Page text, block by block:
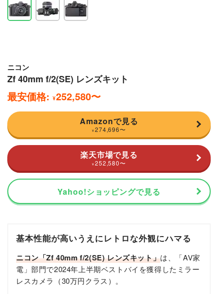
ニコン
Zf 40mm f/2(SE) レンズキット
最安価格: ¥252,580〜
Amazonで見る
¥ 274,696〜
楽天市場で見る
¥ 252,580〜
Yahoo!ショッピングで見る
基本性能が高いうえにレトロな外観にハマる
ニコン「Zf 40mm f/2(SE) レンズキット」は、「AV家
電」部門で2024年上半期ベストバイを獲得したミラー
レスカメラ（30万円クラス）。